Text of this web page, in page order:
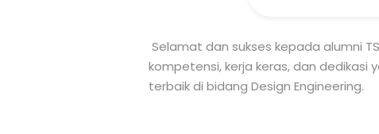
Selamat dan sukses kepada alumni
kompetensi, kerja keras, dan
terbaik di bidang Design Engineering.